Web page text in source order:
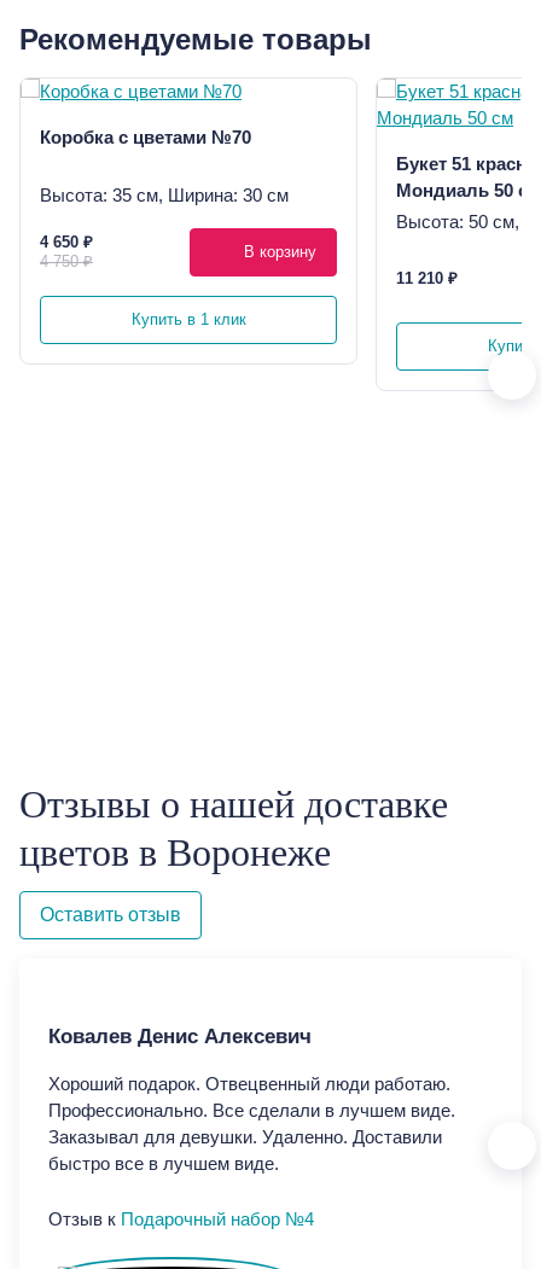
Рекомендуемые товары
Коробка с цветами №70
Высота: 35 см, Ширина: 30 см
4 650 ₽
4 750 ₽
В корзину
Купить в 1 клик
Букет 51
Мондиаль 50 см
Высота: 50 см,
11 210 ₽
Отзывы о нашей доставке
цветов в Воронеже
Оставить отзыв
Ковалев Денис Алексевич
Хороший подарок. Отвецвенный люди работаю.
Профессионально. Все сделали в лучшем виде.
Заказывал для девушки. Удаленно. Доставили
быстро все в лучшем виде.
Отзыв к Подарочный набор №4